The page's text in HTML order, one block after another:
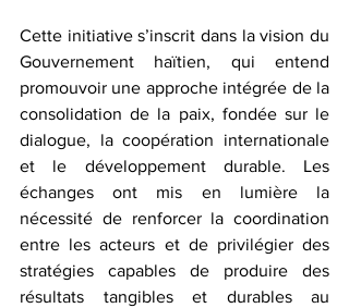
Cette initiative s’inscrit dans la vision du
Gouvernement haïtien, qui entend
promouvoir une approche intégrée de la
consolidation de la paix, fondée sur le
dialogue, la coopération internationale
et le développement durable. Les
échanges ont mis en lumière la
nécessité de renforcer la coordination
entre les acteurs et de privilégier des
stratégies capables de produire des
résultats tangibles et durables au